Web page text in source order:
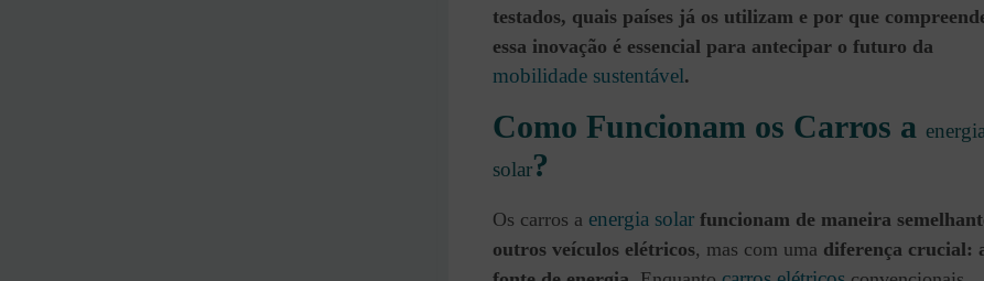
testados, quais países já os utilizam e por que
essa inovação é essencial para antecipar o futuro da
mobilidade sustentável.
Como Funcionam os Carros a energia
solar?
Os carros a energia solar funcionam de maneira
outros veículos elétricos, mas com uma diferença crucial: